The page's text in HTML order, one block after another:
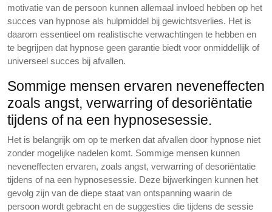
motivatie van de persoon kunnen allemaal invloed hebben op het
succes van hypnose als hulpmiddel bij gewichtsverlies. Het is
daarom essentieel om realistische verwachtingen te hebben en
te begrijpen dat hypnose geen garantie biedt voor onmiddellijk of
universeel succes bij afvallen.
Sommige mensen ervaren neveneffecten
zoals angst, verwarring of desoriëntatie
tijdens of na een hypnosesessie.
Het is belangrijk om op te merken dat afvallen door hypnose niet
zonder mogelijke nadelen komt. Sommige mensen kunnen
neveneffecten ervaren, zoals angst, verwarring of desoriëntatie
tijdens of na een hypnosesessie. Deze bijwerkingen kunnen het
gevolg zijn van de diepe staat van ontspanning waarin de
persoon wordt gebracht en de suggesties die tijdens de sessie